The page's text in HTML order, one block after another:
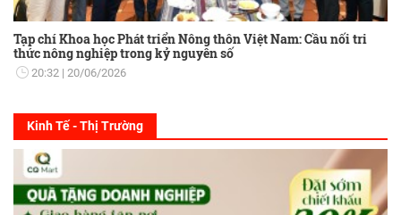
Tạp chí Khoa học Phát triển Nông thôn Việt Nam: Cầu nối tri
thức nông nghiệp trong kỷ nguyên số
20:32 20/06/2026
Kinh Tế - Thị Trường